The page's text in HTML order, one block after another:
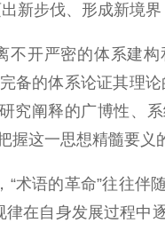
步伐、形成新境界
开严密的体系建构
备的体系论证其理
究阐释的广博性、
这一思想精髓要义
语的革命”往往伴
在自身发展过程中